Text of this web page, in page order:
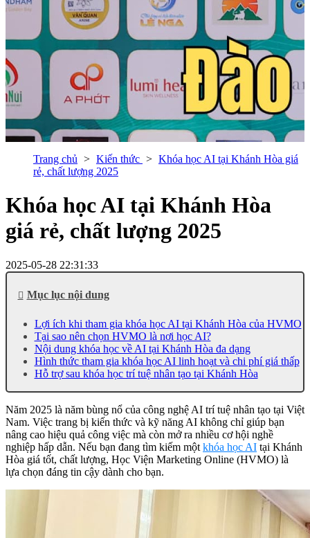
Trang chủ Kiến thức
Khóa học AI tại Khánh Hòa giá
rẻ, chất lượng 2025
Khóa học AI tại Khánh Hòa
giá rẻ, chất lượng 2025
2025-05-28 22:31:33
Mục lục nội dung
Lợi ích khi tham gia khóa học AI tại Khánh Hòa của HVMO
Tại sao nên chọn HVMO là nơi học AI?
Nội dung khóa học về AI tại Khánh Hòa đa dạng
Hình thức tham gia khóa học AI linh hoạt và chi phí giá thấp
Hỗ trợ sau khóa học trí tuệ nhân tạo tại Khánh Hòa
Năm 2025 là năm bùng nổ của công nghệ AI trí tuệ nhân tạo tại Việt
Nam. Việc trang bị kiến thức và kỹ năng AI không chỉ giúp bạn
nâng cao hiệu quả công việc mà còn mở ra nhiều cơ hội nghề
nghiệp hấp dẫn. Nếu bạn đang tìm kiếm một khóa học AI tại Khánh
Hòa giá tốt, chất lượng, Học Viện Marketing Online (HVMO) là
lựa chọn đáng tin cậy dành cho bạn.